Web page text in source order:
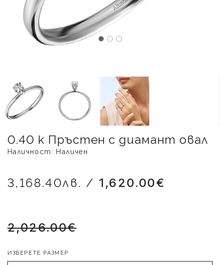
0.40 к Пръстен с диамант овал
Наличност: Наличен
3,168.40лв. / 1,620.00€
2,026.00€
ИЗБЕРЕТЕ РАЗМЕР